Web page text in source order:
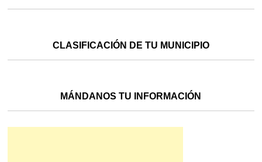
CLASIFICACIÓN DE TU MUNICIPIO
MÁNDANOS TU INFORMACIÓN